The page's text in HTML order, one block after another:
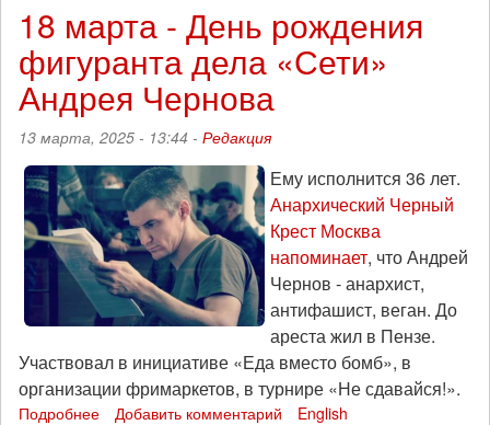
по
веганским
варёным
яйцам
и
вечер
солидарности
с
российскими
вег-
политзаключёнными
пройдёт
в
Хельсинки
18 марта - День рождения
фигуранта дела «Сети»
Андрея Чернова
13 марта, 2025 - 13:44 - Редакция
Ему исполнится 36 лет.
Анархический Черный
Крест Москва
напоминает, что Андрей
Чернов - анархист,
антифашист, веган. До
ареста жил в Пензе.
Участвовал в инициативе «Еда вместо бомб», в
организации фримаркетов, в турнире «Не сдавайся!».
Подробнее Добавить комментарий English